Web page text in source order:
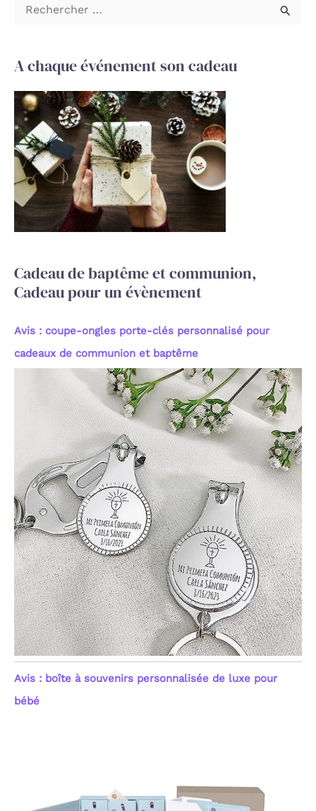
c
e
r
c
A chaque événement son cadeau
Cadeau de baptême et communion,
Cadeau pour un évènement
Avis : coupe-ongles porte-clés personnalisé pour
cadeaux de communion et baptême
Avis : boîte à souvenirs personnalisée de luxe pour
bébé